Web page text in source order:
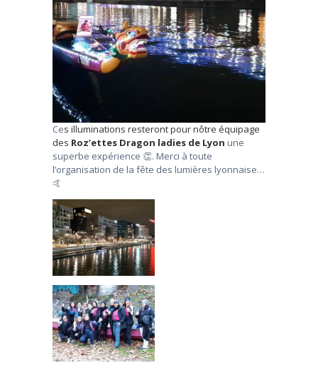
Ces illuminations resteront pour nôtre équipage
des Roz’ettes Dragon ladies de Lyon une
superbe expérience 👏. Merci à toute
l’organisation de la fête des lumières lyonnaise…
🤙